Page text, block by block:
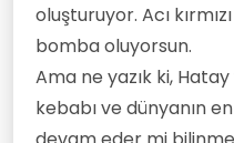
oluşturuyor. Acı
bomba oluyorsun.
Ama ne yazık ki,
kebabı ve dünyanın